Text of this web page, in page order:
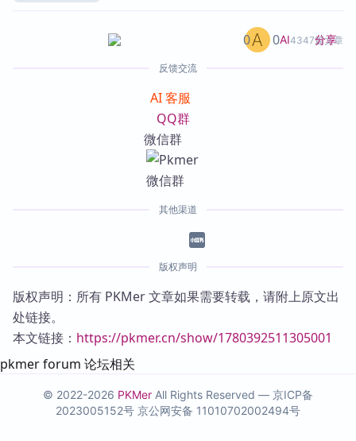
AI4347篇文章
0 0 分享
反馈交流
AI 客服
QQ群
微信群
其他渠道
版权声明
版权声明：所有 PKMer 文章如果需要转载，请附上原文出
处链接。
本文链接： https://pkmer.cn/show/1780392511305001
pkmer forum 论坛相关
© 2022-2026 PKMer All Rights Reserved — 京ICP备
2023005152号 京公网安备 11010702002494号